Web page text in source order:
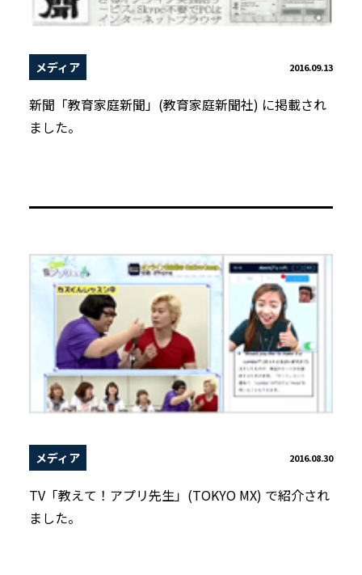
メディア 2016.09.13
新聞「教育家庭新聞」(教育家庭新聞社) に掲載され
ました。
メディア 2016.08.30
TV「教えて！アプリ先生」(TOKYO MX) で紹介され
ました。